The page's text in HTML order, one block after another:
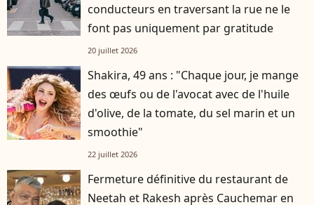
conducteurs en traversant la rue ne le
font pas uniquement par gratitude
20 juillet 2026
Shakira, 49 ans : "Chaque jour, je mange
des œufs ou de l'avocat avec de l'huile
d'olive, de la tomate, du sel marin et un
smoothie"
22 juillet 2026
Fermeture définitive du restaurant de
Neetah et Rakesh après Cauchemar en